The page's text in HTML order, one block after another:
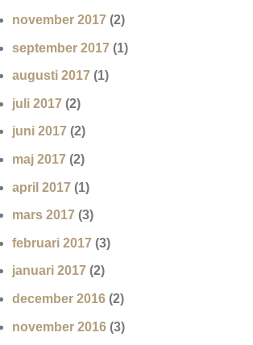
november 2017 (2)
september 2017 (1)
augusti 2017 (1)
juli 2017 (2)
juni 2017 (2)
maj 2017 (2)
april 2017 (1)
mars 2017 (3)
februari 2017 (3)
januari 2017 (2)
december 2016 (2)
november 2016 (3)